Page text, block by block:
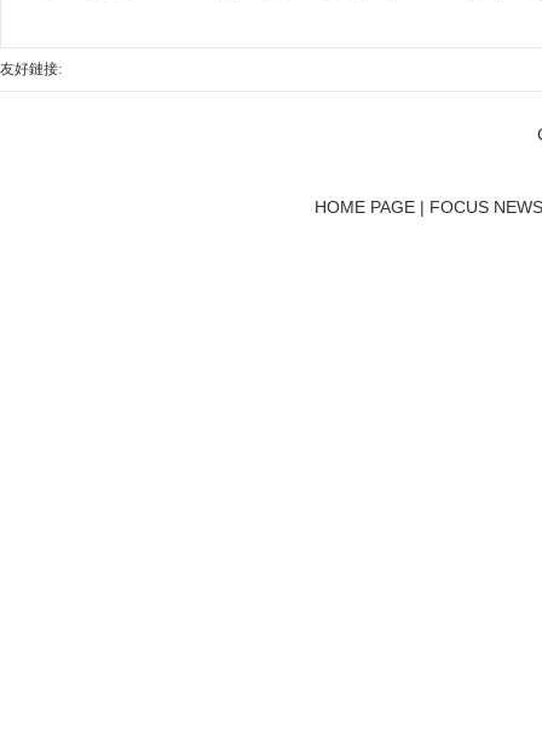
友好鏈接:
HOME PAGE | FOCUS